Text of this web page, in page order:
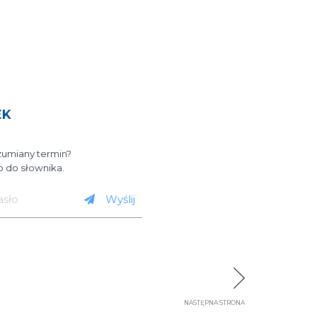
termin?
do słownika.
Wyślij
NASTĘPNA STRONA